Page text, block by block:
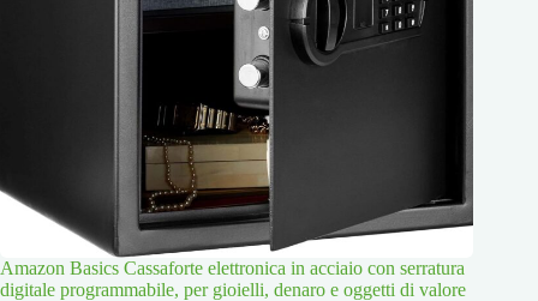
Amazon Basics Cassaforte elettronica in acciaio con serratura
digitale programmabile, per gioielli, denaro e oggetti di valore